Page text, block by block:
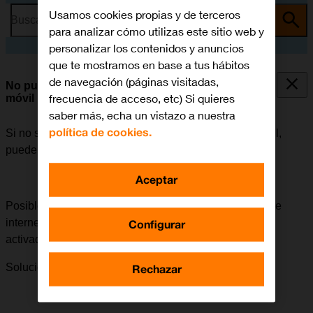
Busca por problema o tema
No puedo utilizar la conexión de internet de mi
móvil
Si no se puede utilizar la conexión de internet del móvil,
puede haber varias causas posibles al problema.
Posible causa 2 de 4:Para poder utilizar la conexión de
internet del móvil, los datos móviles tienen que estar
activados.
Solución: Cómo activar los datos móviles.
Usamos cookies propias y de terceros
para analizar cómo utilizas este sitio web y
personalizar los contenidos y anuncios
que te mostramos en base a tus hábitos
de navegación (páginas visitadas,
frecuencia de acceso, etc) Si quieres
saber más, echa un vistazo a nuestra
política de cookies.
Configurar
Rechazar
Aceptar